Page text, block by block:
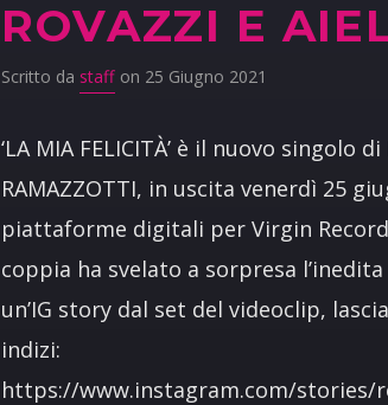
ROVAZZI E
Scritto da staff on 25 Giugno 2021
‘LA MIA FELICITÀ’ è il nuovo singolo di
RAMAZZOTTI, in uscita venerdì 25
piattaforme digitali per Virgin
coppia ha svelato a sorpresa
un’IG story dal set del videoclip,
indizi:
https://www.instagram.com/stories/